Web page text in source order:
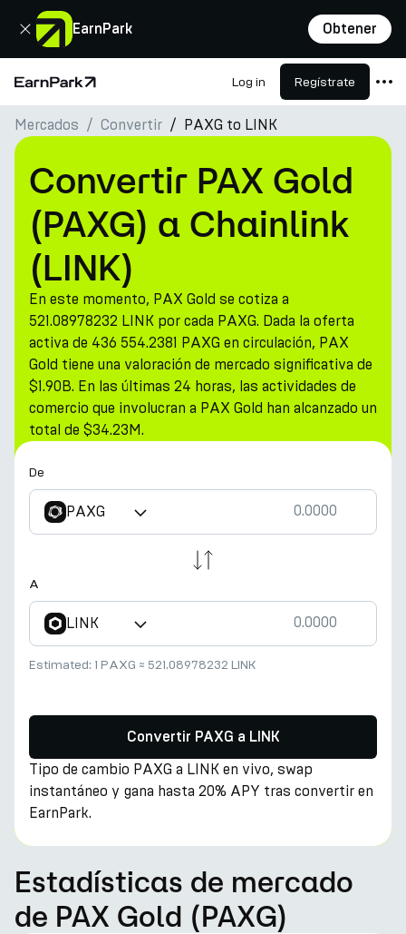
EarnPark Obtener
Cerrar
Página de inicio Log in Regístrate
Productos
Mercados
Calculadoras
PARK Token
Recursos
Compañía
Mercados Convertir PAXG to LINK
Convertir PAX Gold
(PAXG) a Chainlink
(LINK)
En este momento, PAX Gold se cotiza a
521.08978232 LINK por cada PAXG. Dada la oferta
activa de 436 554.2381 PAXG en circulación, PAX
Gold tiene una valoración de mercado significativa de
$1.90B. En las últimas 24 horas, las actividades de
comercio que involucran a PAX Gold han alcanzado un
total de $34.23M.
De
PAXG
A
LINK
Estimated: 1 PAXG ≈ 521.08978232 LINK
Convertir PAXG a LINK
Tipo de cambio PAXG a LINK en vivo, swap
instantáneo y gana hasta 20% APY tras convertir en
EarnPark.
Estadísticas de mercado
de PAX Gold (PAXG)